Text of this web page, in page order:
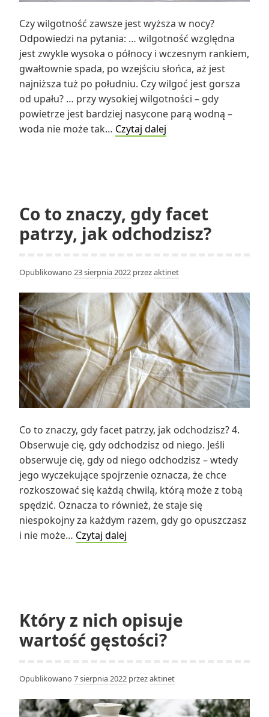
Czy wilgotność zawsze jest wyższa w nocy?
Odpowiedzi na pytania: … wilgotność względna
jest zwykle wysoka o północy i wczesnym rankiem,
gwałtownie spada, po wzejściu słońca, aż jest
najniższa tuż po południu. Czy wilgoć jest gorsza
od upału? … przy wysokiej wilgotności – gdy
powietrze jest bardziej nasycone parą wodną –
woda nie może tak… Czytaj dalej
nocy?
Co to znaczy, gdy facet
patrzy, jak odchodzisz?
Opublikowano 23 sierpnia 2022 przezaktinet
Co to znaczy, gdy facet patrzy, jak odchodzisz? 4.
Obserwuje cię, gdy odchodzisz od niego. Jeśli
obserwuje cię, gdy od niego odchodzisz – wtedy
jego wyczekujące spojrzenie oznacza, że chce
rozkoszować się każdą chwilą, którą może z tobą
spędzić. Oznacza to również, że staje się
niespokojny za każdym razem, gdy go opuszczasz
i nie może… Czytaj dalej
jak
odchodzisz?
Który z nich opisuje
wartość gęstości?
Opublikowano 7 sierpnia 2022 przezaktinet